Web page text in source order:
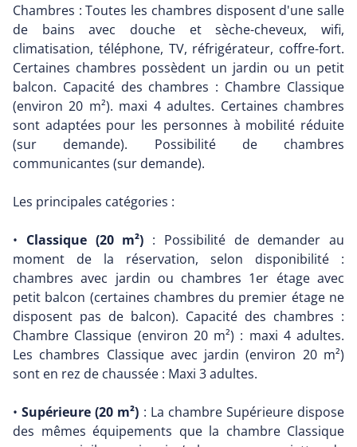
Chambres : Toutes les chambres disposent d'une salle
de bains avec douche et sèche-cheveux, wifi,
climatisation, téléphone, TV, réfrigérateur, coffre-fort.
Certaines chambres possèdent un jardin ou un petit
balcon. Capacité des chambres : Chambre Classique
(environ 20 m²). maxi 4 adultes. Certaines chambres
sont adaptées pour les personnes à mobilité réduite
(sur demande). Possibilité de chambres
communicantes (sur demande).
Les principales catégories :
• Classique (20 m²) : Possibilité de demander au
moment de la réservation, selon disponibilité :
chambres avec jardin ou chambres 1er étage avec
petit balcon (certaines chambres du premier étage ne
disposent pas de balcon). Capacité des chambres :
Chambre Classique (environ 20 m²) : maxi 4 adultes.
Les chambres Classique avec jardin (environ 20 m²)
sont en rez de chaussée : Maxi 3 adultes.
•Supérieure (20 m²) : La chambre Supérieure dispose
des mêmes équipements que la chambre Classique